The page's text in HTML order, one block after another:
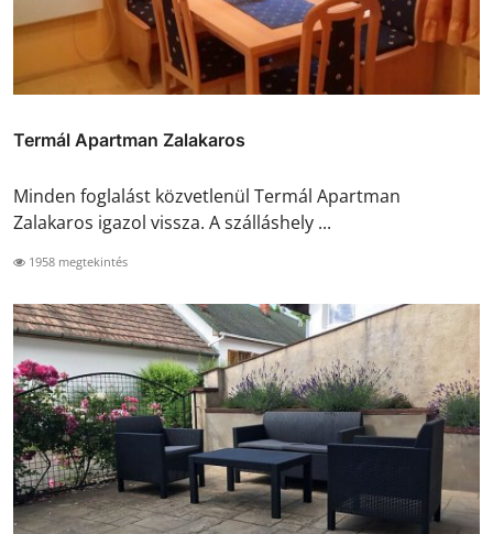
Termál Apartman Zalakaros
Minden foglalást közvetlenül Termál Apartman
Zalakaros igazol vissza. A szálláshely ...
1958 megtekintés